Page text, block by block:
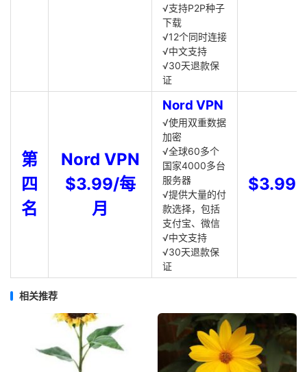
√支持P2P种子
下载
√12个同时连接
√中文支持
√30天退款保
证
第
四
名
Nord VPN
$3.99/每
月
Nord VPN
√使用双重数据
加密
√全球60多个
国家4000多台
服务器
√提供大量的付
款选择，包括
支付宝、微信
√中文支持
√30天退款保
证
$3.99
相关推荐